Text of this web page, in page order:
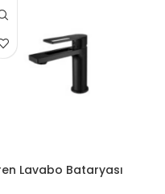
Lavabo Bataryası